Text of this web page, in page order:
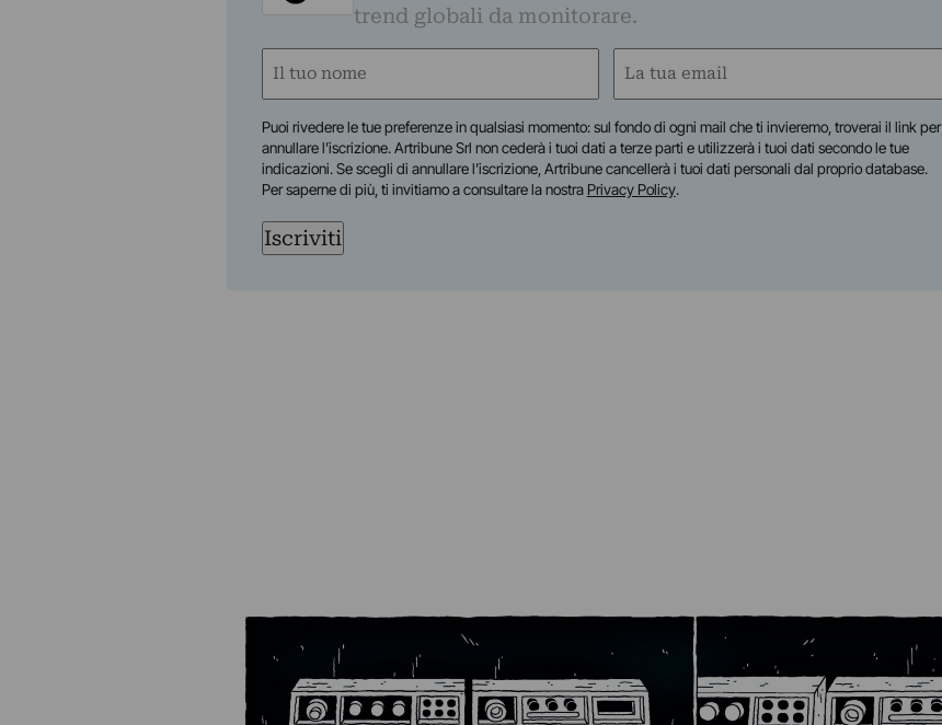
trend globali da monitorare.
Nome
Email
Puoi rivedere le tue preferenze in qualsiasi momento: sul fondo di ogni mail che ti invieremo, troverai il link per
annullare l’iscrizione. Artribune Srl non cederà i tuoi dati a terze parti e utilizzerà i tuoi dati secondo le tue
indicazioni. Se scegli di annullare l’iscrizione, Artribune cancellerà i tuoi dati personali dal proprio database.
Per saperne di più, ti invitiamo a consultare la nostra Privacy Policy.
Iscriviti